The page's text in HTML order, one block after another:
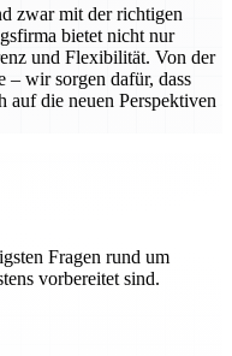
zwar mit der richtigen
bietet nicht nur
und Flexibilität. Von der
– wir sorgen dafür, dass
auf die neuen Perspektiven
Fragen rund um
vorbereitet sind.